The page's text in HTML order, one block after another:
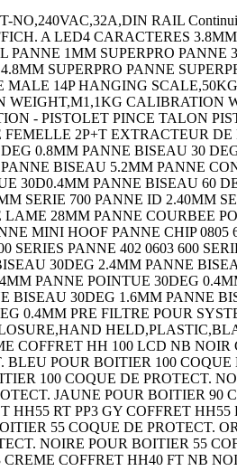
PINCE A SERTIR RESISTOR,WIREWOUND,33 OHM,5W,5% Wirewound Resistor Wirewound Resistor Wirewound Chassis Mount Wirewound Chassis Mount DIODE MODULE,100V,40A,D-55 DIODE MODULE,100V,70A,D-55 Hook-Up Wire MOUNTING BRACKET MOUNTING BRACKET Hand Held Enclosure TERMINAL,FEMALE DISCONNECT,0.25IN BLUE Ceramic Multilayer Capacitor Capacitance CAPACITOR POLY FILM FILM 1UF,5%,63V, CIRCUIT BREAKER,THERMAL,1P,250V,15A Power Rectifier Diode STANDARD DIODE,35A,800V,DO-203AB TERMINAL BLOCK,PCB,10POS,24-12AWG CONTACT,PIN,14AWG,CRIMP TERMINAL BLOCK,DIN RAIL,2POS,26-14AWG Cable Leaded Process Compatible:Yes SHLD MULTICOND CABLE,5COND,24AWG,1000 CIRCUIT BREAKER,THERMAL MAG,2P,20A MICRO SWITCH,HINGE LEVER,SPDT 15A 250V CHIP INDUCTOR,82NH 300MA 5% 900MHZ CAPACITOR ALUM ELEC 100UF,100V,20%,AXIAL MEASURING,RULER,RULER,MEASURING,RULE CRIMPALL 8000 CRIMPER W/DIE Analog Switch IC On-Resistance,Rds(on): IC,OP-AMP,525KHZ,0.43V/ us,DIP-14 SIP SOCKET,3POS,THROUGH HOLE LED,RED,T-1 3/4 (5MM),11CD,622NM EMBASE DIN FEMELLE 3P LAMP,STACKABLE,IND,RED/GRN/AMB LENS,RECTANGULAR,WHITE CIRCULAR CONNECTOR RCPT,SIZE 14S,6POS,WALL CIRCULAR CONNECTOR PLUG SIZE 13,22POS, RESISTOR,METAL FILM,1 MOHM,3 W,5% ENCLOSURE,BOX,ALUMINIUM,GRAY ENCLOSURE,BOX,ALUMINIUM,GRAY ENCLOSURE,BOX,ALUMINIUM ENCLOSURE,BOX,ALUMINIUM,GRAY ENCLOSURE,BOX,ALUMINIUM ENCLOSURE,BOX,ALUMINIUM,GRAY ENCLOSURE,BOX,ALUMINIUM,GRAY ENCLOSURE,BOX,ALUMINIUM,GRAY CIRCULAR CONNECTOR PLUG,SIZE 22,3POS,CABLE CABLE GLAND (CLAMP) CONTACT,SOCKET,14AWG,CRIMP POWER RELAY,DPDT,110VDC,10A,PC BOARD EMBASE DIN FEMELLES 5P EMBASE DIN FEMELLE 5P TERMINAL,COMPRESSION LUG,3/8IN,CRIMP MICRO SWITCH PIN PLUNGER SPST-NO 5A 250V MICRO SWITCH PIN PLUNGER SPDT 10.1A 250V TVS Diode FICHE DIN FEMELLE 7P TERMINAL BLOCK,BARRIER,3POS,22-12AWG ZENER DIODE,5W,16V,AXIAL FICHE DIN